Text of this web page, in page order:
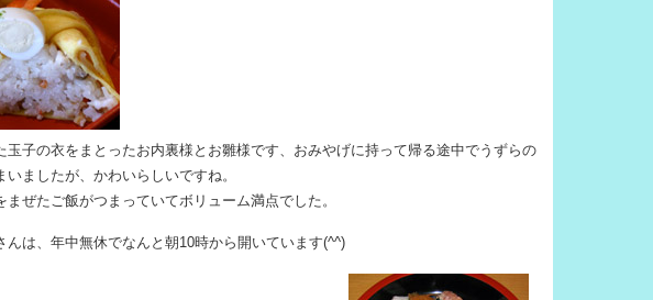
玉子の衣をまとったお内裏様とお雛様です、おみやげに持って帰る途中でうずらの
いましたが、かわいらしいですね。
まぜたご飯がつまっていてボリューム満点でした。
んは、年中無休でなんと朝10時から開いています(^^)